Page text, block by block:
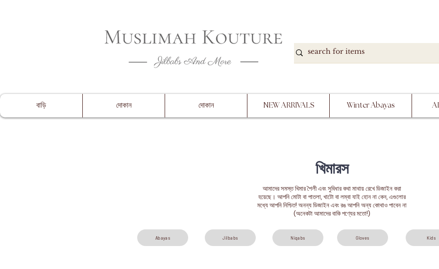
বাড়ি দোকান দোকান NEW ARRIVALS Winter Abayas
খিমারস
আমাদের সমস্ত খিমার শৈলী এবং সুবিধার কথা মাথায় রেখে ডিজাইন করা
হয়েছে। আপনি মোটা বা পাতলা, খাটো বা লম্বা যাই হোন না কেন, এগুলোর
মধ্যে আপনি নিশ্চিত! অনন্য ডিজাইন এবং রঙ আপনি অন্য কোথাও পাবেন না
(অনেকটা আমাদের বাকি পণ্যের মতো!)
Abayas Jilbabs Niqabs Gloves Kids